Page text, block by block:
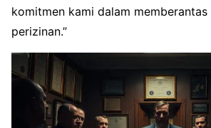
komitmen kami dalam
perizinan.”